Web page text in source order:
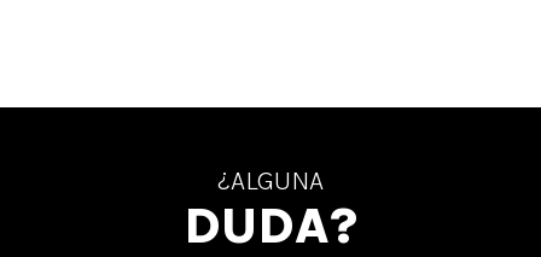
¿ALGUNA
DUDA?